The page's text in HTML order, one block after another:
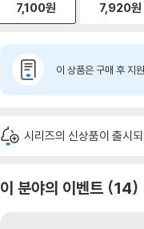
7,100원 7,920원
이 상품은 구매 후 지
시리즈의 신상품이 출시
이 분야의 이벤트 14